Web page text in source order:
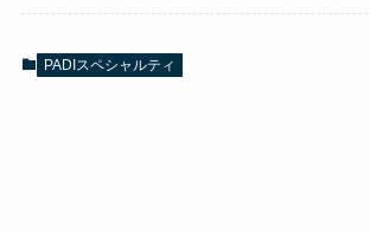
PADIスペシャルティ